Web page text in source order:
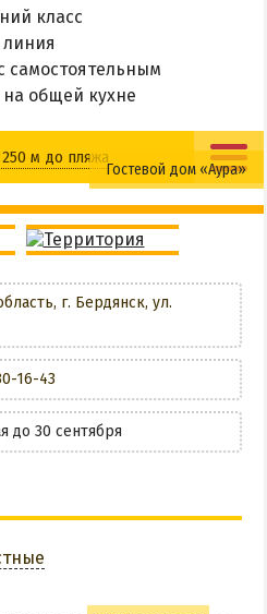
озера
класс
линия
самостоятельным
общей кухне
м до пляжа
площадка
кухня
Гостевой дом «Аура»
г. Бердянск, ул.
16-43
до 30 сентября